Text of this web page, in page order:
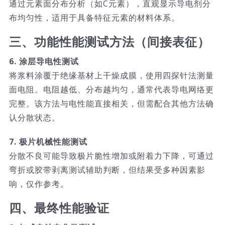
通过元素面分布分析（如C元素），直观显示导电剂分
布均匀性，适用于具备特征元素的材料体系。
三、功能性能测试方法（间接表征）
6. 涂层导电性测试
将浆料涂覆于绝缘基材上干燥成膜，使用四探针法测量
面电阻。电阻越低、分布越均匀，通常代表导电网络更
完整。该方法与电性能直接相关，但需配合其他方法确
认分散状态。
7. 极片机械性能测试
分散不良可能导致极片脆性增加或附着力下降，可通过
弯折或胶带剥离测试辅助判断，但结果受多种因素影
响，仅作参考。
四、最终性能验证